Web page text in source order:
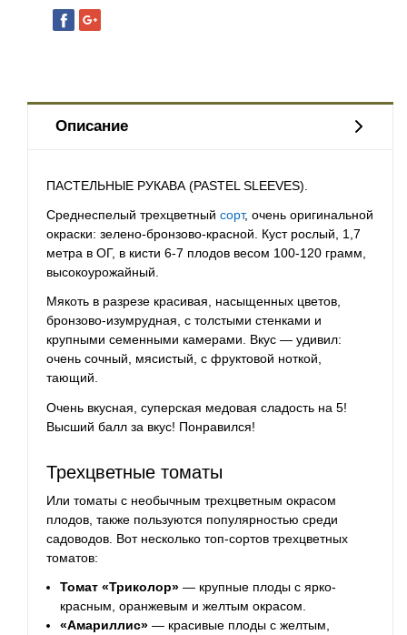
Описание
ПАСТЕЛЬНЫЕ РУКАВА (PASTEL SLEEVES).
Среднеспелый трехцветный сорт, очень оригинальной
окраски: зелено-бронзово-красной. Куст рослый, 1,7
метра в ОГ, в кисти 6-7 плодов весом 100-120 грамм,
высокоурожайный.
Мякоть в разрезе красивая, насыщенных цветов,
бронзово-изумрудная, с толстыми стенками и
крупными семенными камерами. Вкус — удивил:
очень сочный, мясистый, с фруктовой ноткой,
тающий.
Очень вкусная, суперская медовая сладость на 5!
Высший балл за вкус! Понравился!
Трехцветные томаты
Или томаты с необычным трехцветным окрасом
плодов, также пользуются популярностью среди
садоводов. Вот несколько топ-сортов трехцветных
томатов:
Томат «Триколор» — крупные плоды с ярко-
красным, оранжевым и желтым окрасом.
«Амариллис» — красивые плоды с желтым,